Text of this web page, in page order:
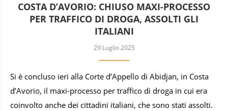
COSTA D’AVORIO: CHIUSO MAXI-PROCESSO
PER TRAFFICO DI DROGA, ASSOLTI GLI
ITALIANI
29 Luglio 2025
Si è concluso ieri alla Corte d’Appello di Abidjan, in Costa
d’Avorio, il maxi-processo per traffico di droga in cui era
coinvolto anche dei cittadini italiani, che sono stati assolti.